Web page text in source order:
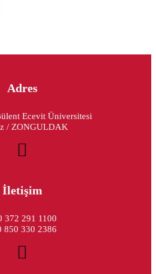
Adres
Ecevit Üniversitesi
/ ZONGULDAK
İletişim
372 291 1100
850 330 2386